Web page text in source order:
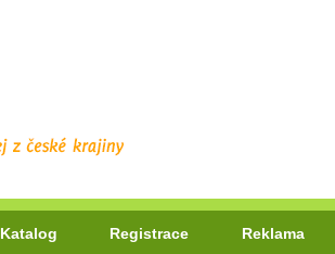
Katalog Registrace Reklama